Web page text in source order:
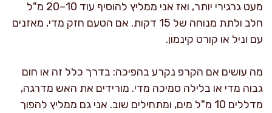
מעט גרגירי יותר, ואז אני ממליץ להוסיף עוד 10–20 מ"ל
חלב ולתת מנוחה של 15 דקות. אם הטעם חזק מדי, מאזנים
עם וניל או קורט קינמון.
מה עושים אם הקרפ נקרע בהפיכה: בדרך כלל זה או חום
גבוה מדי או בלילה סמיכה מדי. מורידים את האש מדרגה,
מדללים 10 מ"ל מים, ומתחילים שוב. אני גם ממליץ להפוך